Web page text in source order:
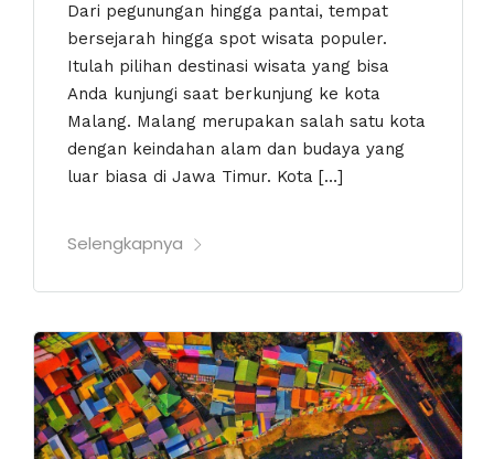
Dari pegunungan hingga pantai, tempat
bersejarah hingga spot wisata populer.
Itulah pilihan destinasi wisata yang bisa
Anda kunjungi saat berkunjung ke kota
Malang. Malang merupakan salah satu kota
dengan keindahan alam dan budaya yang
luar biasa di Jawa Timur. Kota […]
Selengkapnya